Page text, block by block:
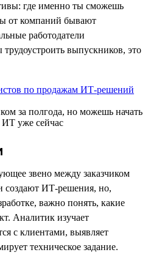
где именно ты сможешь
от компаний бывают
работодатели
выпускников, это
по продажам ИТ-решений
звено между заказчиком
создают ИТ-решения, но,
важно понять, какие
Аналитик изучает
с клиентами, выявляет
техническое задание.